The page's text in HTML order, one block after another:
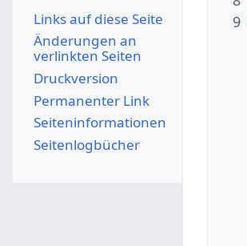
9
Links auf diese Seite
Änderungen an
verlinkten Seiten
Druckversion
Permanenter Link
Seiten­­informationen
Seitenlogbücher